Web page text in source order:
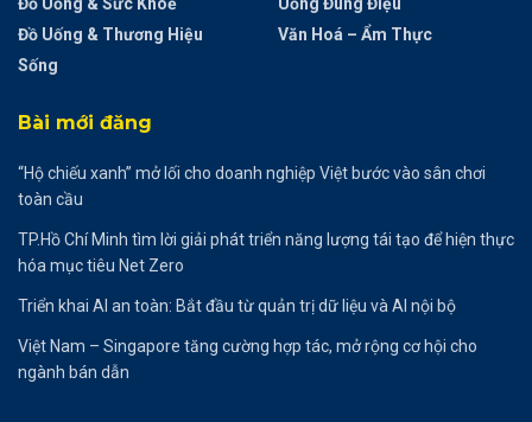
Đồ Uống & Sức Khoẻ
Đồ Uống & Thương Hiệu
Sống
Uống Đúng Điệu
Văn Hoá – Ẩm Thực
Bài mới đăng
“Hộ chiếu xanh” mở lối cho doanh nghiệp Việt bước vào sân chơi
toàn cầu
TP.Hồ Chí Minh tìm lời giải phát triển năng lượng tái tạo để hiện thực
hóa mục tiêu Net Zero
Triển khai AI an toàn: Bắt đầu từ quản trị dữ liệu và AI nội bộ
Việt Nam – Singapore tăng cường hợp tác, mở rộng cơ hội cho
ngành bán dẫn